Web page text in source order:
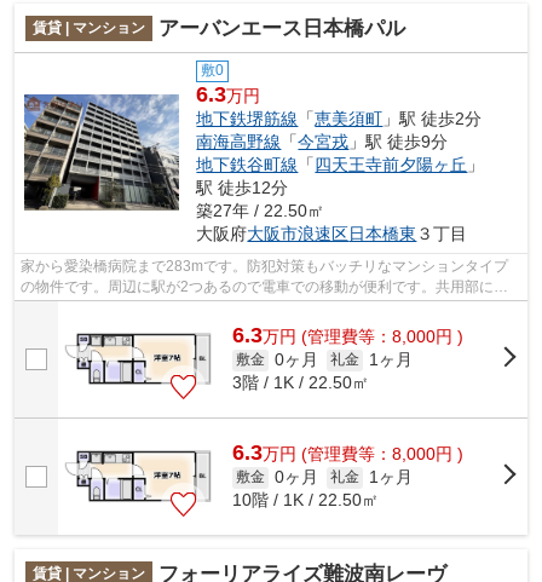
賃貸 | マンション アーバンエース日本橋パル
敷0
6.3万円
地下鉄堺筋線 「恵美須町 」駅 徒歩2分
南海高野線 「今宮戎 」駅 徒歩9分
地下鉄谷町線 「四天王寺前夕陽ヶ丘 」
駅 徒歩12分
築27年 / 22.50㎡
大阪府大阪市浪速区日本橋東 ３丁目
家から愛染橋病院まで283mです。防犯対策もバッチリなマンションタイプ
の物件です。周辺に駅が2つあるので電車での移動が便利です。共用部には
敷地内ごみ置き場・エレベータなどが揃っ...
6.3万円 (管理費等：8,000円 )
敷金 0ヶ月 礼金
1ヶ月
3階 / 1K / 22.50㎡
6.3万円 (管理費等：8,000円 )
敷金 0ヶ月 礼金
1ヶ月
10階 / 1K / 22.50㎡
賃貸 | マンション フォーリアライズ難波南レーヴ